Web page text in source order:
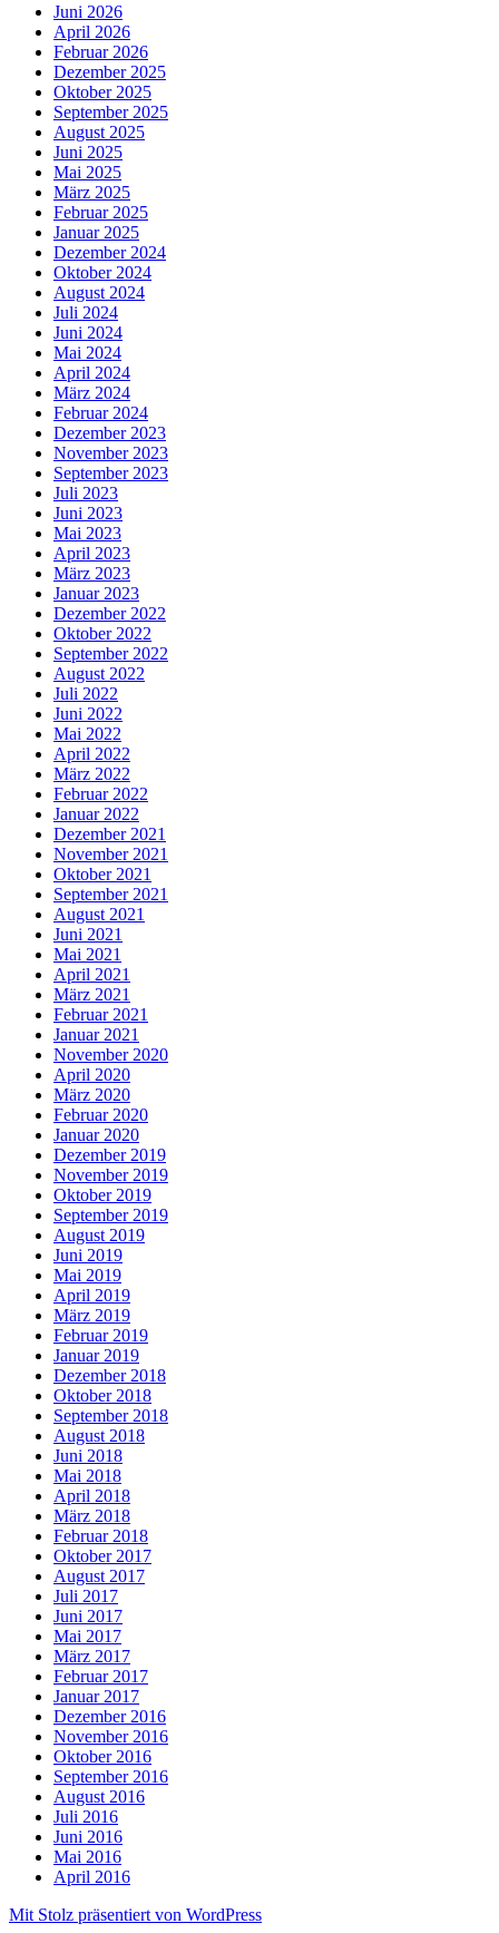
Juni 2026
April 2026
Februar 2026
Dezember 2025
Oktober 2025
September 2025
August 2025
Juni 2025
Mai 2025
März 2025
Februar 2025
Januar 2025
Dezember 2024
Oktober 2024
August 2024
Juli 2024
Juni 2024
Mai 2024
April 2024
März 2024
Februar 2024
Dezember 2023
November 2023
September 2023
Juli 2023
Juni 2023
Mai 2023
April 2023
März 2023
Januar 2023
Dezember 2022
Oktober 2022
September 2022
August 2022
Juli 2022
Juni 2022
Mai 2022
April 2022
März 2022
Februar 2022
Januar 2022
Dezember 2021
November 2021
Oktober 2021
September 2021
August 2021
Juni 2021
Mai 2021
April 2021
März 2021
Februar 2021
Januar 2021
November 2020
April 2020
März 2020
Februar 2020
Januar 2020
Dezember 2019
November 2019
Oktober 2019
September 2019
August 2019
Juni 2019
Mai 2019
April 2019
März 2019
Februar 2019
Januar 2019
Dezember 2018
Oktober 2018
September 2018
August 2018
Juni 2018
Mai 2018
April 2018
März 2018
Februar 2018
Oktober 2017
August 2017
Juli 2017
Juni 2017
Mai 2017
März 2017
Februar 2017
Januar 2017
Dezember 2016
November 2016
Oktober 2016
September 2016
August 2016
Juli 2016
Juni 2016
Mai 2016
April 2016
Mit Stolz präsentiert von WordPress